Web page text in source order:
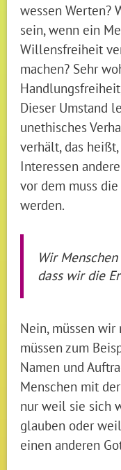
wessen Werten?
sein, wenn ein
Willensfreiheit
machen? Sehr
Dieser Umstand
unethisches
verhält, das
Interessen
vor dem muss
werden.
Wir
dass wir die
Nein, müssen
müssen zum
Namen und
Menschen mit
nur weil sie sich
glauben oder
einen anderen